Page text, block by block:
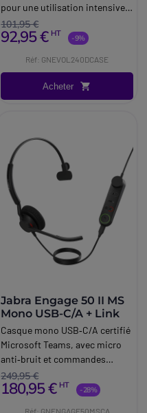
pour une utilisation intensive
en milieu professionnel.
101,95 €
92,95 € HT -9%
Réf: GNEVOL240DCASE
Acheter
Jabra Engage 50 II MS
Mono USB-C/A + Link
Casque mono USB‑C/A certifié
Microsoft Teams, avec micro
anti‑bruit et commandes
intégrées pour une
communication
249,95 €
180,95 € HT -28%